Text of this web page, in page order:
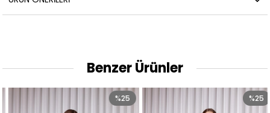
Benzer Ürünler
%25 %25